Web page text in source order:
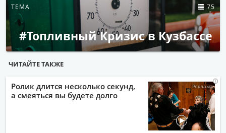
ТЕМА 75
#Топливный Кризис в Кузбассе
ЧИТАЙТЕ ТАКЖЕ
i
Ролик длится несколько секунд,
а смеяться вы будете долго
iii